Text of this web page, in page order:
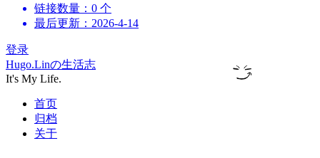
链接数量：0 个
最后更新：2026-4-14
登录
Hugo.Linの生活志
It's My Life.
首页
归档
关于